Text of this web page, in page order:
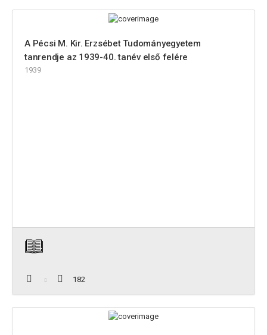
A Pécsi M. Kir. Erzsébet Tudományegyetem
tanrendje az 1939-40. tanév első felére
1939
182